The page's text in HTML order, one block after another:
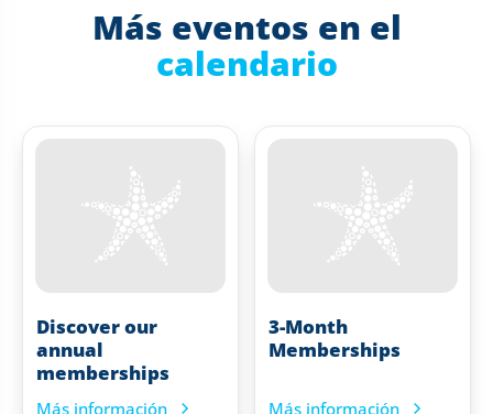
Más eventos en el
calendario
Discover our
annual
memberships
Más información
3-Month
Memberships
Más información